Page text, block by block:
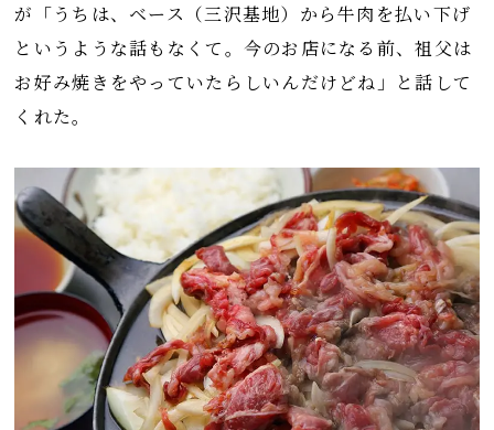
が「うちは、ベース（三沢基地）から牛肉を払い下げ
というような話もなくて。今のお店になる前、祖父は
お好み焼きをやっていたらしいんだけどね」と話して
くれた。